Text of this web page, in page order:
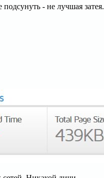
- не лучшая затея.